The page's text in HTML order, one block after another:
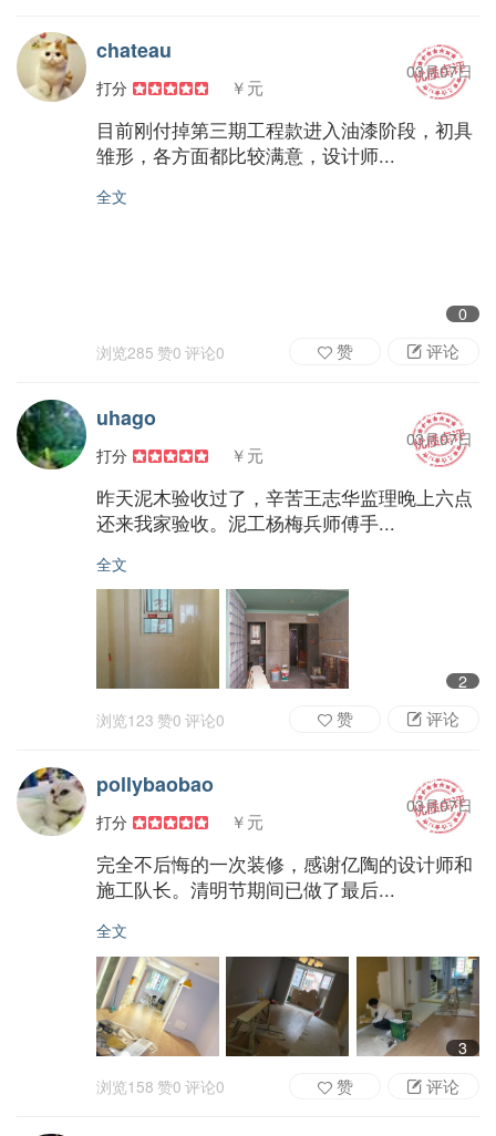
chateau
打分 ￥元
03月07日
目前刚付掉第三期工程款进入油漆阶段，初具
雏形，各方面都比较满意，设计师...
全文
0
浏览285 赞0 评论0 评论
赞
uhago
打分 ￥元
03月07日
昨天泥木验收过了，辛苦王志华监理晚上六点
还来我家验收。泥工杨梅兵师傅手...
全文
2
浏览123 赞0 评论0 评论
赞
pollybaobao
打分 ￥元
03月07日
完全不后悔的一次装修，感谢亿陶的设计师和
施工队长。清明节期间已做了最后...
全文
3
浏览158 赞0 评论0 评论
赞